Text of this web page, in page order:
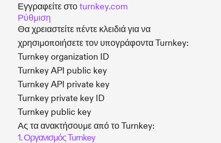
Εγγραφείτε στοturnkey.com
Ρύθμιση
Θα χρειαστείτε πέντε κλειδιά για να
χρησιμοποιήσετε τον υπογράφοντα Turnkey:
Turnkey organization ID
Turnkey API public key
Turnkey API private key
Turnkey private key ID
Turnkey public key
Ας τα ανακτήσουμε από το Turnkey:
1. Οργανισμός Turnkey